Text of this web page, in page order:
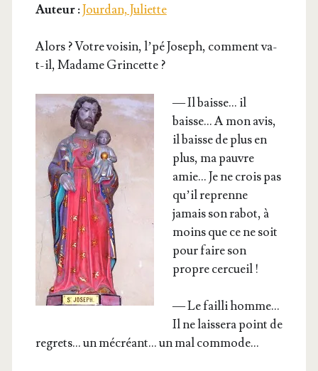
Auteur :Jourdan, Juliette
Alors ? Votre voi­sin, l’pé Joseph, com­ment va-
t-il, Madame Grincette ?
— Il baisse… il
baisse… A mon avis,
il baisse de plus en
plus, ma pauvre
amie… Je ne crois pas
qu’il reprenne
jamais son rabot, à
moins que ce ne soit
pour faire son
propre cercueil !
— Le failli homme…
Il ne lais­se­ra point de
regrets… un mécréant… un mal commode…